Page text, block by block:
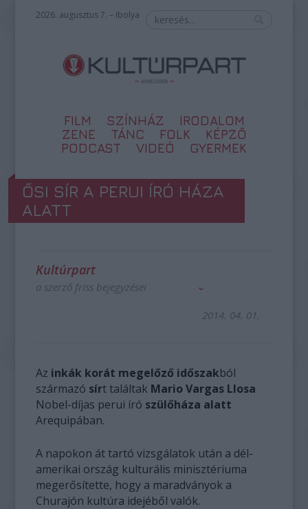
2026. augusztus 7. – Ibolya
FILM SZÍNHÁZ
IRODALOM
ZENE
TÁNC FOLK
KÉPZŐ
PODCAST
VIDEÓ GYERMEK
ŐSI SÍR A PERUI ÍRÓ HÁZA
ALATT
Kultúrpart
a szerző friss bejegyzései
2014. 04. 01.
Az inkák korát megelőző időszakból
származó sírt találtak Mario Vargas Llosa
Nobel-díjas perui író szülőháza alatt
Arequipában.
A napokon át tartó vizsgálatok után a dél-
amerikai ország kulturális minisztériuma
megerősítette, hogy a maradványok a
Churajón kultúra idejéből valók.